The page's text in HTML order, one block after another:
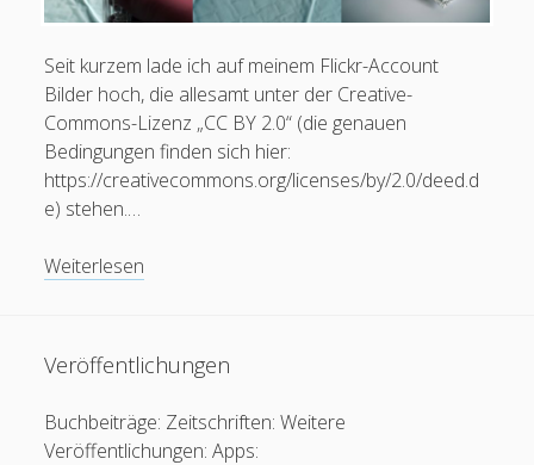
Seit kurzem lade ich auf meinem Flickr-Account
Bilder hoch, die allesamt unter der Creative-
Commons-Lizenz „CC BY 2.0“ (die genauen
Bedingungen finden sich hier:
https://creativecommons.org/licenses/by/2.0/deed.d
e) stehen.…
Weiterlesen
Veröffentlichungen
Buchbeiträge: Zeitschriften: Weitere
Veröffentlichungen: Apps: